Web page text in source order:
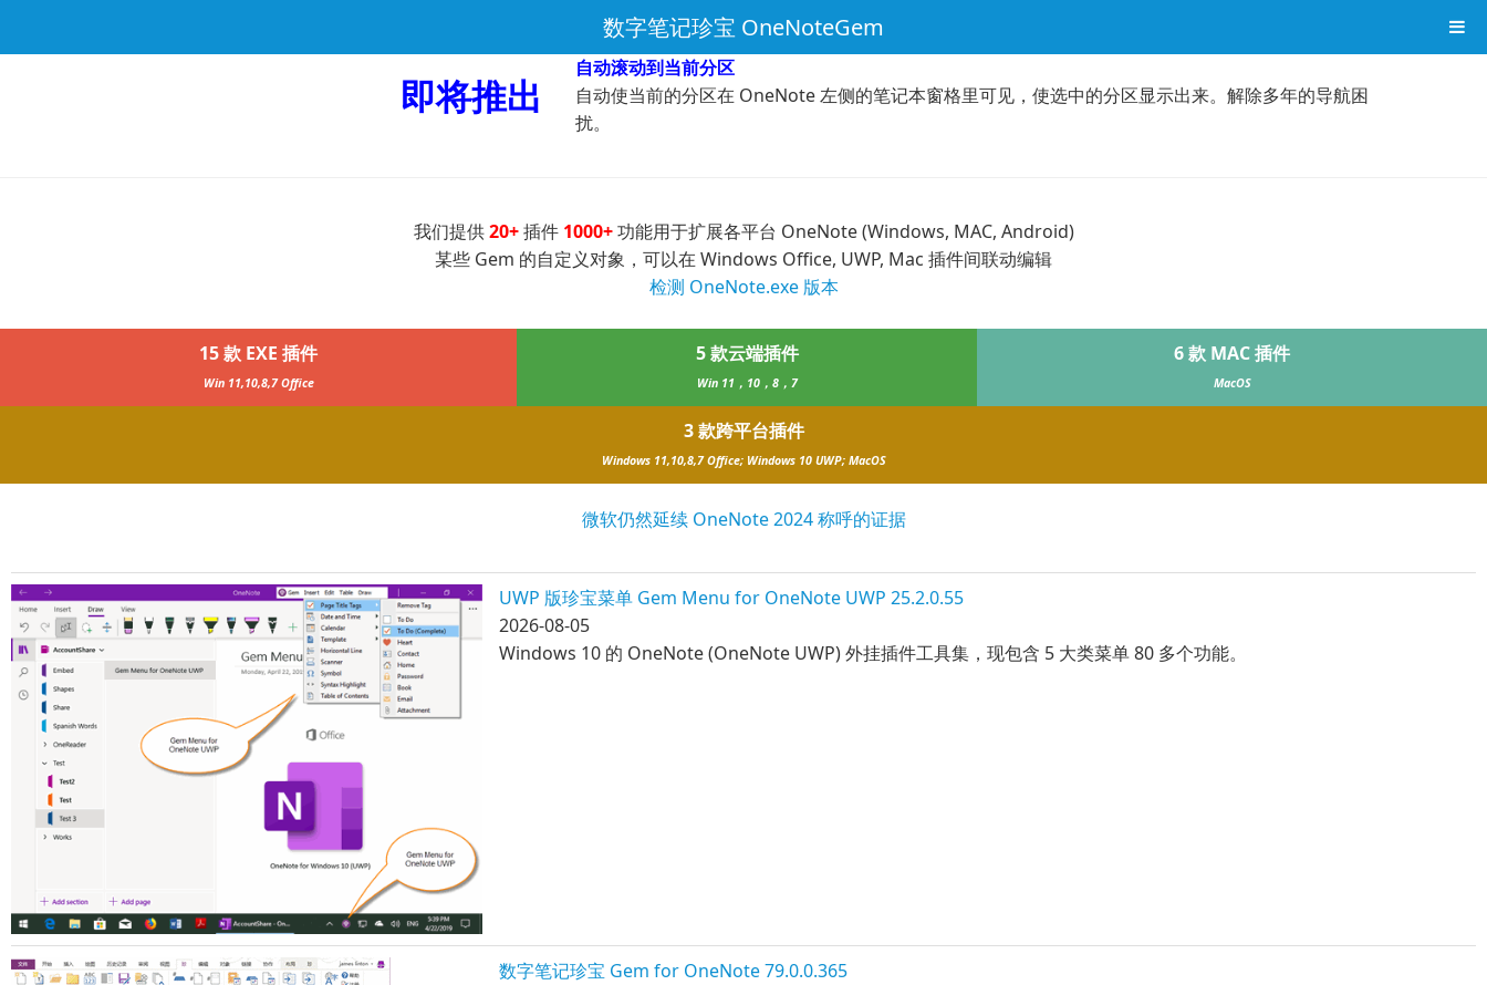
数字笔记珍宝 OneNoteGem
即将推出
自动滚动到当前分区
自动使当前的分区在 OneNote 左侧的笔记本窗格里可见，使选中的分区显示出来。解除多年的导航困
扰。
我们提供20+插件 1000+功能用于扩展各平台 OneNote (Windows, MAC, Android)
某些 Gem 的自定义对象，可以在 Windows Office, UWP, Mac 插件间联动编辑
检测 OneNote.exe 版本
15 款 EXE 插件
Win 11,10,8,7 Office
5 款云端插件
Win 11，10，8，7
6 款 MAC 插件
MacOS
3 款跨平台插件
Windows 11,10,8,7 Office; Windows 10 UWP; MacOS
微软仍然延续 OneNote 2024 称呼的证据
UWP 版珍宝菜单 Gem Menu for OneNote UWP 25.2.0.55
2026-08-05
Windows 10 的 OneNote (OneNote UWP) 外挂插件工具集，现包含 5 大类菜单 80 多个功能。
数字笔记珍宝 Gem for OneNote 79.0.0.365